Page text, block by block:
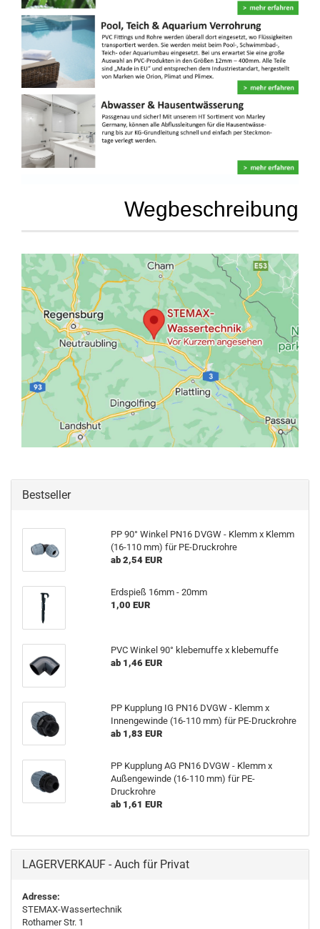
Wegbeschreibung
Bestseller
PP 90° Winkel PN16 DVGW - Klemm x Klemm
(16-110 mm) für PE-Druckrohre
ab 2,54 EUR
Erdspieß 16mm - 20mm
1,00 EUR
PVC Winkel 90° klebemuffe x klebemuffe
ab 1,46 EUR
PP Kupplung IG PN16 DVGW - Klemm x
Innengewinde (16-110 mm) für PE-Druckrohre
ab 1,83 EUR
PP Kupplung AG PN16 DVGW - Klemm x
Außengewinde (16-110 mm) für PE-
Druckrohre
ab 1,61 EUR
LAGERVERKAUF - Auch für Privat
Adresse:
STEMAX-Wassertechnik
Rothamer Str. 1